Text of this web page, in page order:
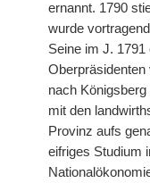
ernannt. 1790
wurde
Seine im J. 1791
nach
mit den
Provinz aufs
eifriges Studium